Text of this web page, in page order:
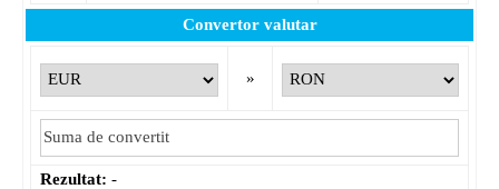
Convertor valutar
»
Rezultat: -